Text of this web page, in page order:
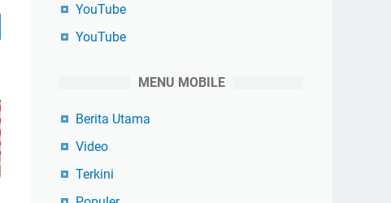
YouTube
YouTube
MENU MOBILE
Berita Utama
Video
Terkini